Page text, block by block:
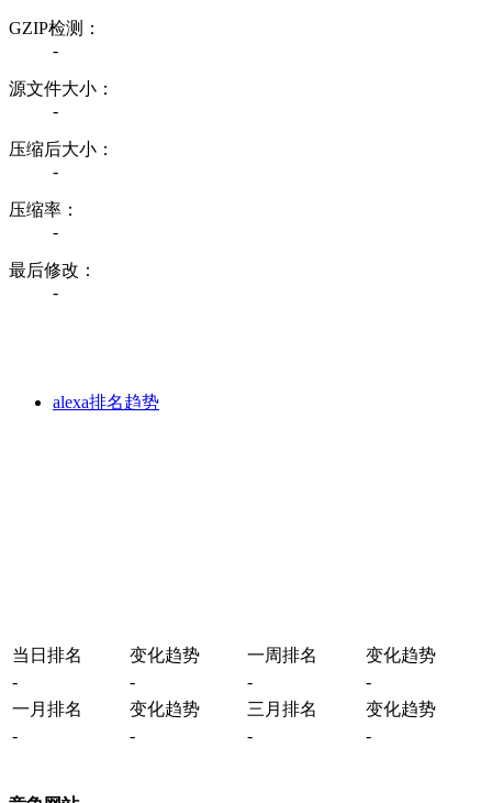
GZIP检测：
-
源文件大小：
-
压缩后大小：
-
压缩率：
-
最后修改：
-
alexa排名趋势
当日排名 变化趋势 一周排名
变化趋势
-
- -
-
一月排名
变化趋势 三月排名
变化趋势
-
- - -